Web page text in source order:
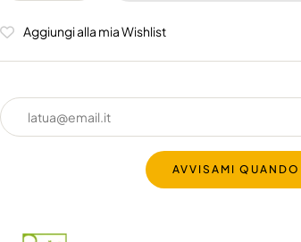
Aggiungi alla mia Wishlist
AVVISAMI